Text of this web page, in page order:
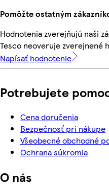
Pomôžte ostatným
Hodnotenia zverejňujú naši
Tesco neoveruje zverejnené
Napísať hodnotenie
Potrebujete
Cena doručenia
Bezpečnosť pri nákupe
Všeobecné obchodné
Ochrana súkromia
O nás